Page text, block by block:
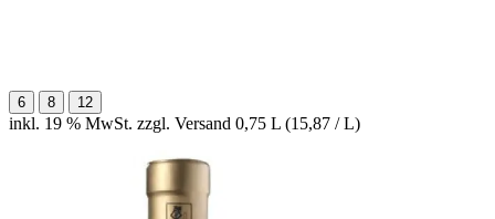
6 8 12
inkl. 19 % MwSt. zzgl. Versand 0,75 L (15,87 / L)